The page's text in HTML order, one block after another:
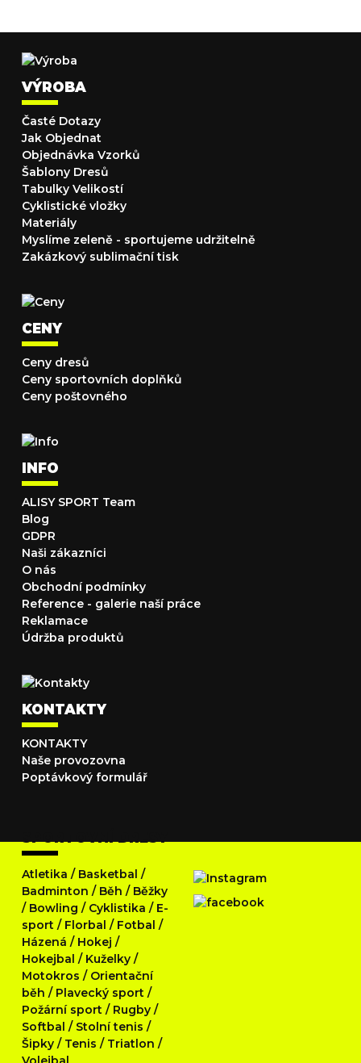
VÝROBA
Časté Dotazy
Jak Objednat
Objednávka Vzorků
Šablony Dresů
Tabulky Velikostí
Cyklistické vložky
Materiály
Myslíme zeleně - sportujeme udržitelně
Zakázkový sublimační tisk
CENY
Ceny dresů
Ceny sportovních doplňků
Ceny poštovného
INFO
ALISY SPORT Team
Blog
GDPR
Naši zákazníci
O nás
Obchodní podmínky
Reference - galerie naší práce
Reklamace
Údržba produktů
KONTAKTY
KONTAKTY
Naše provozovna
Poptávkový formulář
SPORTOVNÍ DRESY
Atletika / Basketbal /
Badminton / Běh / Běžky
/ Bowling / Cyklistika / E-
sport / Florbal / Fotbal /
Házená / Hokej /
Hokejbal / Kuželky /
Motokros / Orientační
běh / Plavecký sport /
Požární sport / Rugby /
Softbal / Stolní tenis /
Šipky / Tenis / Triatlon /